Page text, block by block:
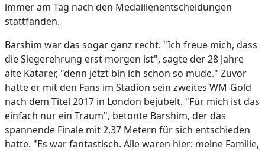
immer am Tag nach den Medaillenentscheidungen
stattfanden.
Barshim war das sogar ganz recht. "Ich freue mich, dass
die Siegerehrung erst morgen ist", sagte der 28 Jahre
alte Katarer, "denn jetzt bin ich schon so müde." Zuvor
hatte er mit den Fans im Stadion sein zweites WM-Gold
nach dem Titel 2017 in London bejubelt. "Für mich ist das
einfach nur ein Traum", betonte Barshim, der das
spannende Finale mit 2,37 Metern für sich entschieden
hatte. "Es war fantastisch. Alle waren hier: meine Familie,